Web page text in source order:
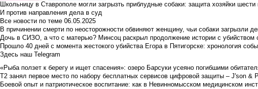
Школьницу в Ставрополе могли загрызть приблудные собаки: защита хозяйки
И против направления дела в суд
Все новости по теме 06.05.2025
В причинении смерти по неосторожности обвиняют женщину, чьи собаки загрызли
Дочь в СИЗО, а что с матерью? Минсоц раскрыл продолжение истории с убийством
Прошло 40 дней с момента жестокого убийства Егора в Пятигорске: хронология
Здесь наш Telegram
«Рыба ползет к берегу и ищет спасения»: озеро Барсуки усеяно погибшими
Т2 занял первое место по набору бесплатных сервисов цифровой защиты – J'son &
Боевой опыт и патриотическое воспитание: как в Невинномысском медицинском